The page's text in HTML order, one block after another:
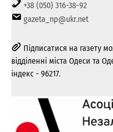
+38 (050) 316-38-92
gazeta_np@ukr.net
Підписатися на газету
відділенні міста Одеси та
індекс - 96217.